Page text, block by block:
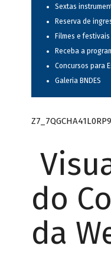
Sextas
Reserva de
Filmes e
Receba a
Concursos para
Galeria BNDES
do
da